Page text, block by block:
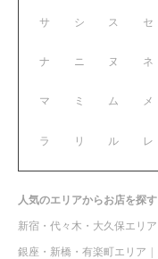
サ シ ス セ
ナ ニ ヌ ネ
マ ミ ム メ
ラ リ ル レ
人気のエリアからお店を探す
新宿・代々木・大久保エリア
銀座・新橋・有楽町エリア